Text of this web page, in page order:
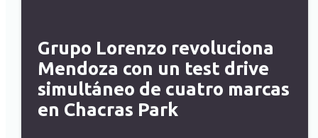
Grupo Lorenzo revoluciona
Mendoza con un test drive
simultáneo de cuatro marcas
en Chacras Park